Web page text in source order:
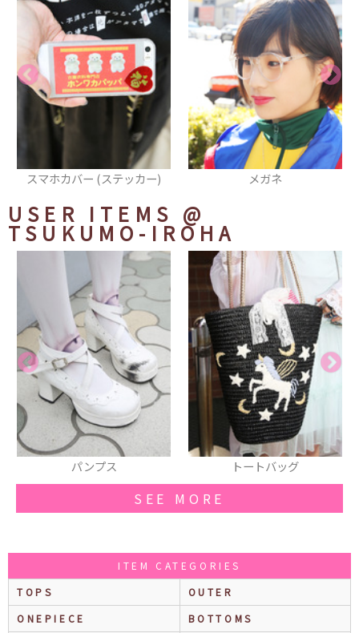
メガネ
USER ITEMS @
TSUKUMO-IROHA
スマホカバー(ステ
SEE MORE
ITEM CATEGORIES
TOPS
OUTER
ONEPIECE
BOTTOMS